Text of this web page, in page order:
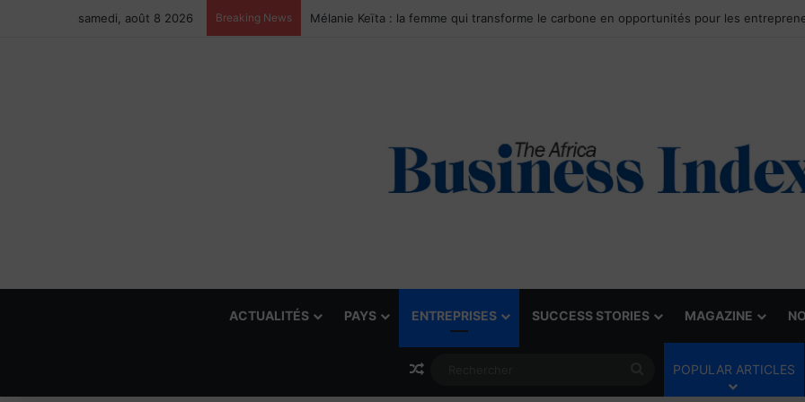
samedi, août 8 2026 Breaking News
ACTUALITÉS PAYS ENTREPRISES SUCCESS STORIES MAGAZINE
Article Aléatoire Rechercher
POPULAR ARTICLES